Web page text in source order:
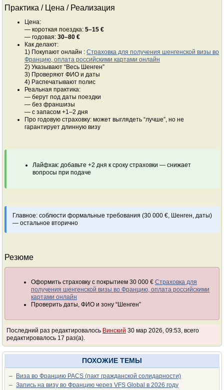
Практика / Цена / Реализация
Цена:
— короткая поездка: 5–15 €
— годовая: 30–80 €
Как делают:
1) Покупают онлайн : Страховка для получения шенгенской визы во
Францию, оплата российскими картами онлайн
2) Указывают “Весь Шенген”
3) Проверяют ФИО и даты
4) Распечатывают полис
Реальная практика:
— берут под даты поездки
— без франшизы
— с запасом +1–2 дня
Про годовую страховку: может выглядеть “лучше”, но не
гарантирует длинную визу
Лайфхак: добавьте +2 дня к сроку страховки — снижает
вопросы при подаче
Главное: соблюсти формальные требования (30 000 €, Шенген, даты)
— остальное вторично
Резюме
Оформить страховку с покрытием 30 000 € Страховка для
получения шенгенской визы во Францию, оплата российскими
картами онлайн
Проверить даты, ФИО и зону “Шенген”
Последний раз редактировалось Винский 30 мар 2026, 09:53, всего
редактировалось 17 раз(а).
ПОХОЖИЕ ТЕМЫ
–
Виза во Францию PACS (пакт гражданской солидарности)
– Запись на визу во Францию через VFS Global в 2026 году